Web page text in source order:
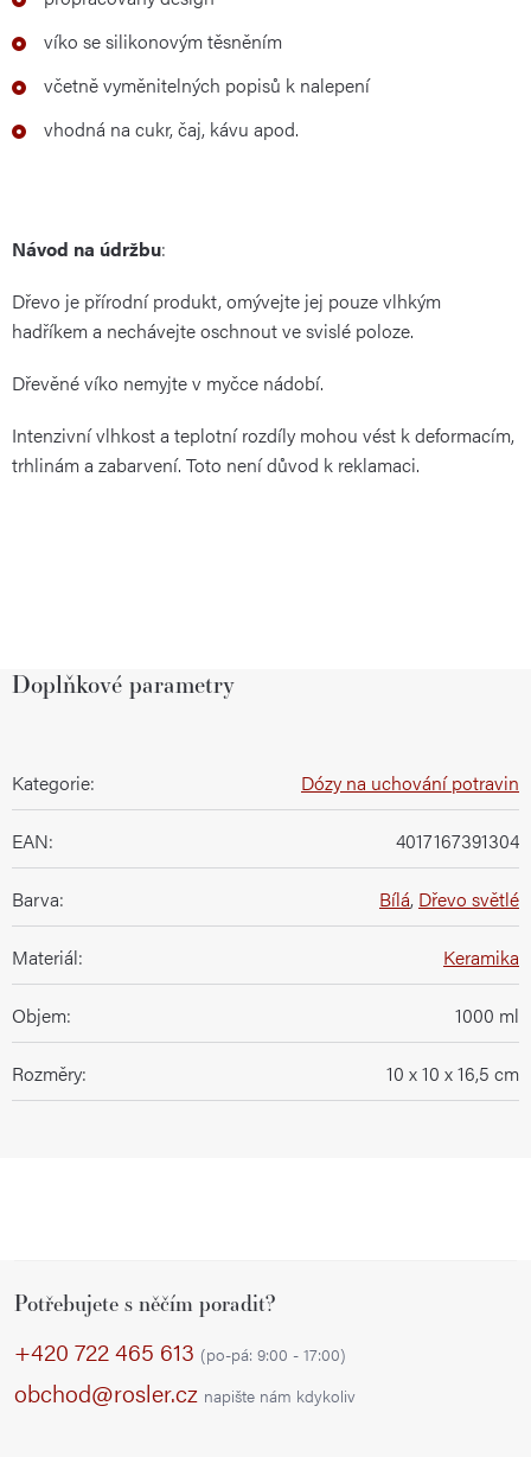
víko se silikonovým těsněním
včetně vyměnitelných popisů k nalepení
vhodná na cukr, čaj, kávu apod.
Návod na údržbu:
Dřevo je přírodní produkt, omývejte jej pouze vlhkým
hadříkem a nechávejte oschnout ve svislé poloze.
Dřevěné víko nemyjte v myčce nádobí.
Intenzivní vlhkost a teplotní rozdíly mohou vést k deformacím,
trhlinám a zabarvení. Toto není důvod k reklamaci.
Doplňkové parametry
Kategorie: Dózy na uchování potravin
EAN: 4017167391304
Barva: Bílá, Dřevo světlé
Materiál: Keramika
Objem: 1000 ml
Rozměry: 10 x 10 x 16,5 cm
Potřebujete s něčím poradit?
+420 722 465 613 (po-pá: 9:00 - 17:00)
obchod@rosler.cz napište nám kdykoliv